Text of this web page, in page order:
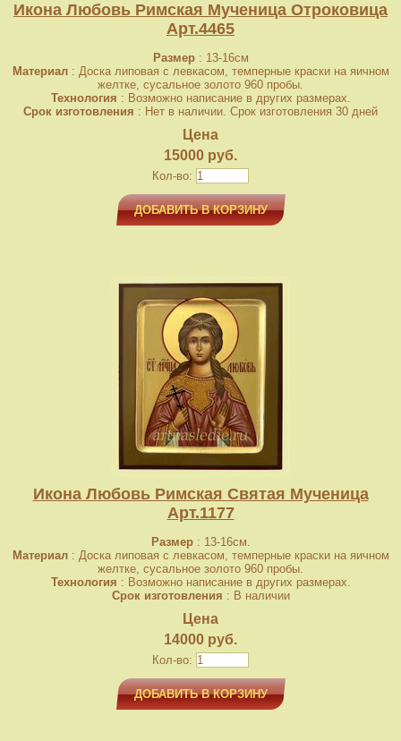
Икона Любовь Римская Мученица Отроковица
Арт.4465
Размер: 13-16см
Материал: Доска липовая с левкасом, темперные краски на яичном
желтке, сусальное золото 960 пробы.
Технология : Возможно написание в других размерах.
Срок изготовления : Нет в наличии. Срок изготовления 30 дней
Цена
15000 руб.
Кол-во:
ДОБАВИТЬ В КОРЗИНУ
Икона Любовь Римская Святая Мученица
Арт.1177
Размер: 13-16см.
Материал: Доска липовая с левкасом, темперные краски на яичном
желтке, сусальное золото 960 пробы.
Технология : Возможно написание в других размерах.
Срок изготовления : В наличии
Цена
14000 руб.
Кол-во:
ДОБАВИТЬ В КОРЗИНУ